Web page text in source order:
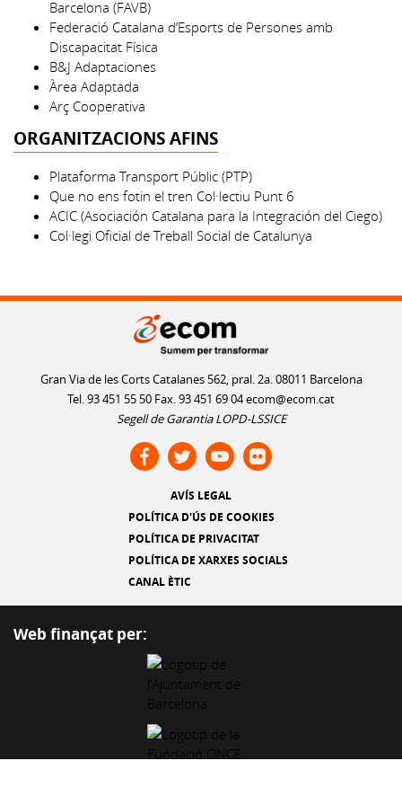
Barcelona (FAVB)
Federació Catalana d’Esports de Persones amb
Discapacitat Física
B&J Adaptaciones
Àrea Adaptada
Arç Cooperativa
ORGANITZACIONS AFINS
Plataforma Transport Públic (PTP)
Que no ens fotin el tren Col·lectiu Punt 6
ACIC (Asociación Catalana para la Integración del Ciego)
Col·legi Oficial de Treball Social de Catalunya
Gran Via de les Corts Catalanes 562, pral. 2a. 08011 Barcelona
Tel. 93 451 55 50 Fax. 93 451 69 04ecom@ecom.cat
Segell de Garantia LOPD-LSSICE
AVÍS LEGAL
POLÍTICA D'ÚS DE COOKIES
POLÍTICA DE PRIVACITAT
POLÍTICA DE XARXES SOCIALS
CANAL ÈTIC
Web finançat per: